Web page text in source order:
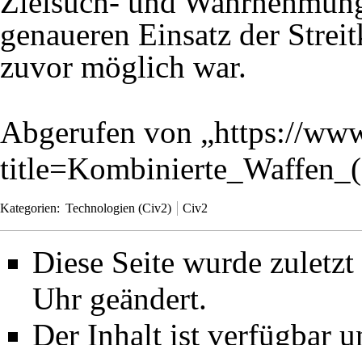
genaueren Einsatz der
zuvor möglich war.
Abgerufen von „https://
Kategorien: Technologien (Civ2) Civ2
Diese Seite wurde
Uhr geändert.
Der Inhalt ist verfügbar